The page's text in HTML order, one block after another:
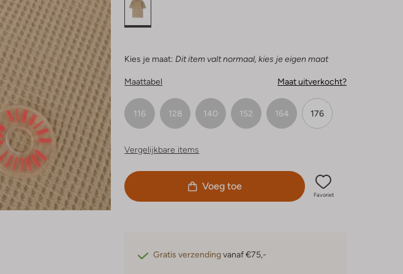
Kies je maat: Dit item valt normaal, kies je eigen maat
Maattabel Maat uitverkocht?
116 128 140 152 164 176
Vergelijkbare items
Voeg toe
Favoriet
Gratis verzendingvanaf €75,-